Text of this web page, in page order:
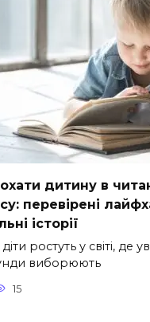
дитину в
перевірені
історії
ростуть у світі, де
виборюють
15